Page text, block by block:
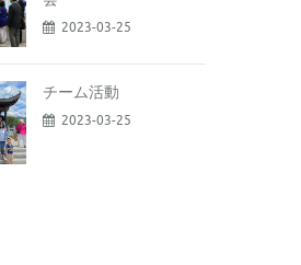
2023-03-25
チーム活動
2023-03-25